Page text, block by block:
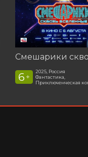
6 +
2025, Россия
Фантастика,
Приключенческая